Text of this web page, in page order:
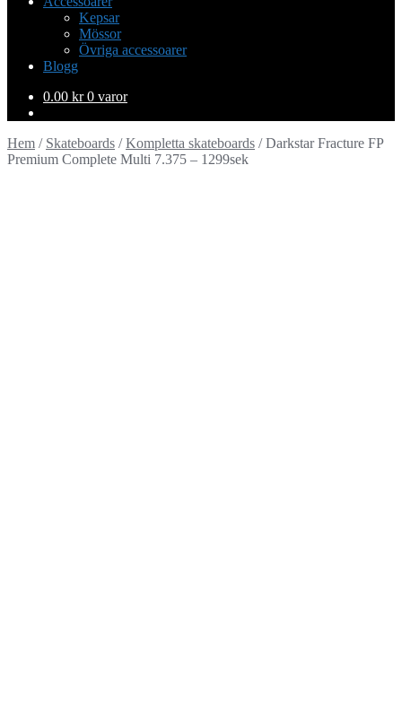
Kepsar
Mössor
Övriga accessoarer
Blogg
0.00 kr 0 varor
Hem / Skateboards /Kompletta skateboards /Darkstar Fracture FP
Premium Complete Multi 7.375 – 1299sek